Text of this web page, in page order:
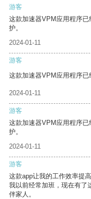
游客
这款加速器VPM应用程序
护。
2024-01-11
游客
这款加速器VPM应用程序已
2024-01-11
游客
这款加速器VPM应用程序
护。
2024-01-11
游客
这款app让我的工作效率提
我以前经常加班，现在有了
伴家人。